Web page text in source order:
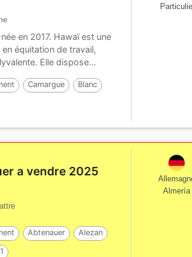
en 2017. Hawaï est une
équitation de travail,
Elle dispose...
Camargue Blanc
a vendre 2025
Abtenauer Alezan
1
Almería